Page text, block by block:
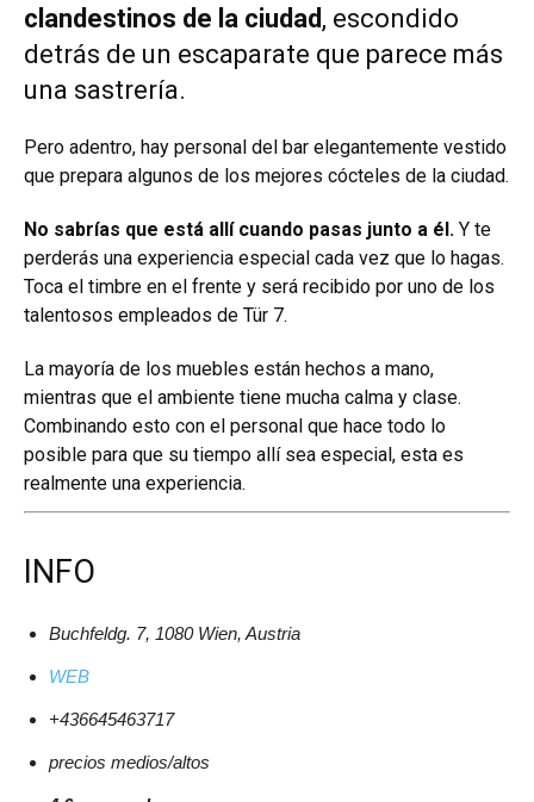
clandestinos de la ciudad, escondido
detrás de un escaparate que parece más
una sastrería.
Pero adentro, hay personal del bar elegantemente vestido
que prepara algunos de los mejores cócteles de la ciudad.
No sabrías que está allí cuando pasas junto a él. Y te
perderás una experiencia especial cada vez que lo hagas.
Toca el timbre en el frente y será recibido por uno de los
talentosos empleados de Tür 7.
La mayoría de los muebles están hechos a mano,
mientras que el ambiente tiene mucha calma y clase.
Combinando esto con el personal que hace todo lo
posible para que su tiempo allí sea especial, esta es
realmente una experiencia.
INFO
Buchfeldg. 7, 1080 Wien, Austria
WEB
+436645463717
precios medios/altos